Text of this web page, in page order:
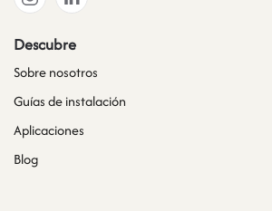
Descubre
Sobre nosotros
Guías de instalación
Aplicaciones
Blog